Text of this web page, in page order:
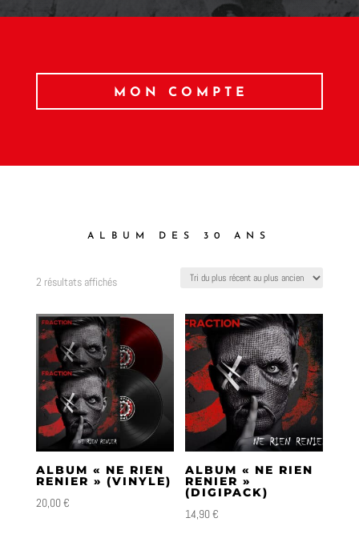
MON COMPTE
ALBUM DES 30 ANS
2 résultats affichésTrié
du
plus
récent
au
plus
ALBUM « NE RIEN
RENIER » (VINYLE)
20,00€
ALBUM « NE RIEN
RENIER »
(DIGIPACK)
14,90€